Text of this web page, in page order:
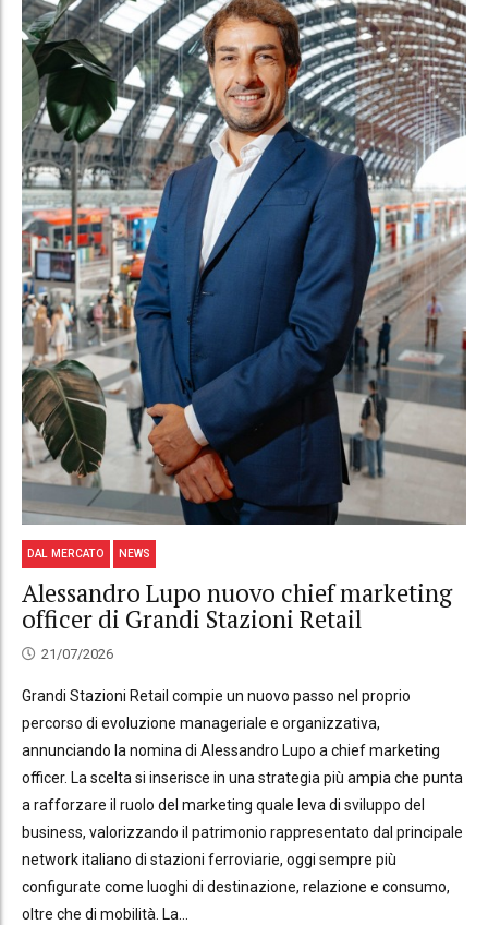
DAL MERCATO NEWS
Alessandro Lupo nuovo chief marketing
officer di Grandi Stazioni Retail
21/07/2026
Grandi Stazioni Retail compie un nuovo passo nel proprio
percorso di evoluzione manageriale e organizzativa,
annunciando la nomina di Alessandro Lupo a chief marketing
officer. La scelta si inserisce in una strategia più ampia che punta
a rafforzare il ruolo del marketing quale leva di sviluppo del
business, valorizzando il patrimonio rappresentato dal principale
network italiano di stazioni ferroviarie, oggi sempre più
configurate come luoghi di destinazione, relazione e consumo,
oltre che di mobilità. La...